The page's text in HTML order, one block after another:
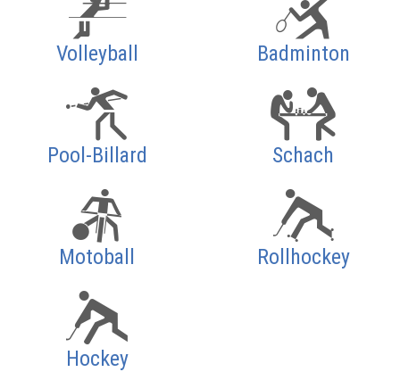
Volleyball Badminton
Pool-Billard Schach
Motoball Rollhockey
Hockey